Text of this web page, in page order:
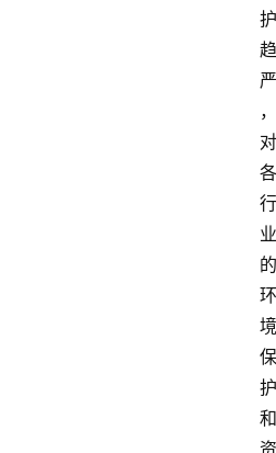
护
趋
严
，
对
各
行
业
的
环
境
保
护
和
资